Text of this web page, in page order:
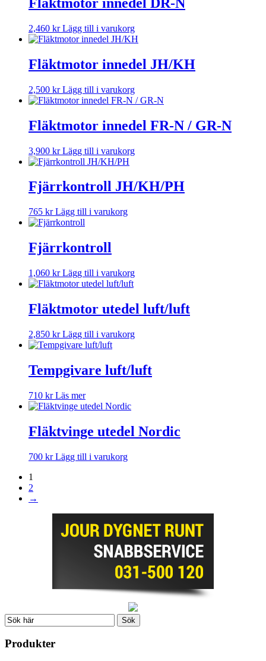
2,460 kr Lägg till i varukorg
Fläktmotor innedel JH/KH
2,500 kr Lägg till i varukorg
Fläktmotor innedel FR-N / GR-N
3,900 kr Lägg till i varukorg
Fjärrkontroll JH/KH/PH
765 kr Lägg till i varukorg
Fjärrkontroll
1,060 kr Lägg till i varukorg
Fläktmotor utedel luft/luft
2,850 kr Lägg till i varukorg
Tempgivare luft/luft
710 kr Läs mer
Fläktvinge utedel Nordic
700 kr Lägg till i varukorg
1
2
→
Produkter